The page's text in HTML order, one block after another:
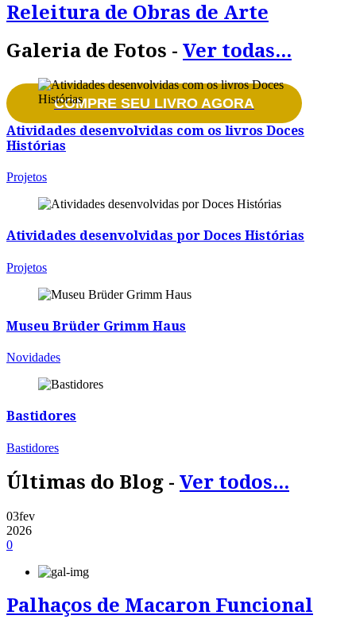
de fazer arte.
COMPRE SEU LIVRO AGORA
Releitura de Obras de Arte
Galeria de Fotos - Ver todas...
Atividades desenvolvidas com os livros Doces
Histórias
Projetos
Atividades desenvolvidas por Doces Histórias
Projetos
Museu Brüder Grimm Haus
Novidades
Bastidores
Bastidores
Últimas do Blog - Ver todos...
03fev
2026
0
Palhaços de Macaron Funcional